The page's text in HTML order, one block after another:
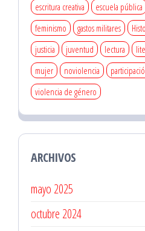
escritura creativa
escuela pública
feminismo
gastos militares
justicia
juventud lectura
mujer
noviolencia
violencia de género
ARCHIVOS
mayo 2025
octubre 2024